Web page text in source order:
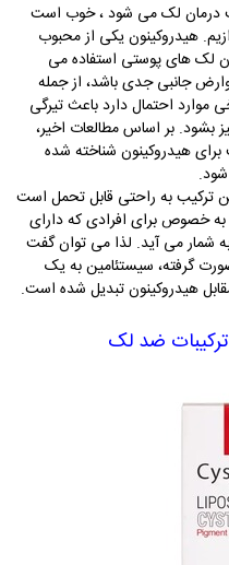
درمان لک می ‌شود ، خوب است
هیدروکینون یکی از محبوب‌
لک‌ های پوستی استفاده می‌
جانبی جدی باشد، از جمله
احتمال دارد باعث تیرگی
بر اساس مطالعات اخیر،
هیدروکینون شناخته شده
ترکیب به ‌راحتی قابل تحمل است
خصوص برای افرادی که دارای
شمار می ‌آید. لذا می ‌توان گفت
‌گرفته، سیستئامین به یک
هیدروکینون تبدیل شده است.
ضد لک